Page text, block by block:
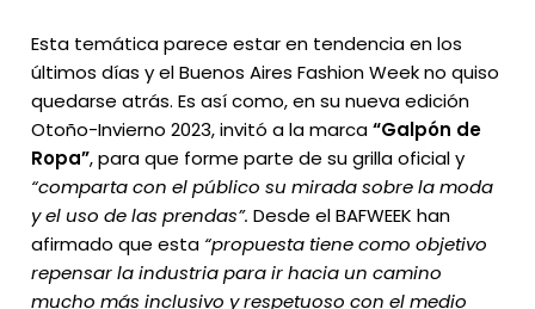
Esta temática parece estar en tendencia en los
últimos días y el Buenos Aires Fashion Week no quiso
quedarse atrás. Es así como, en su nueva edición
Otoño-Invierno 2023, invitó a la marca“Galpón de
Ropa”, para que forme parte de su grilla oficial y
“comparta con el público su mirada sobre la moda
y el uso de las prendas”.Desde el BAFWEEK han
afirmado que esta “propuesta tiene como objetivo
repensar la industria para ir hacia un camino
mucho más inclusivo y respetuoso con el medio